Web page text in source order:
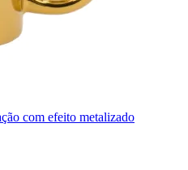
com efeito metalizado